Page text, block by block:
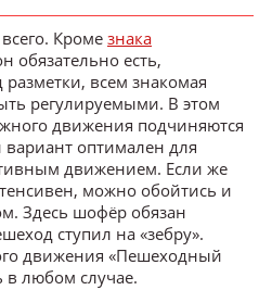
Кроме знака
обязательно есть,
всем знакомая
регулируемыми. В этом
движения подчиняются
вариант оптимален для
движением. Если же
можно обойтись и
Здесь шофёр обязан
ступил на «зебру».
движения «Пешеходный
в любом случае.